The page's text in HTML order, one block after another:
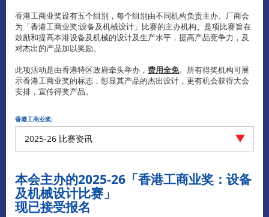
香港工商业奖设有五个组别，每个组别由不同机构负责主办。厂商会
为「香港工商业奖:设备及机械设计」比赛的主办机构。是项比赛旨在
鼓励和提高本港设备及机械的设计及生产水平，提高产品竞争力，及
对杰出的产品加以奖励。
此项活动是由香港特区政府牵头举办， 费用全免。所有得奖机构可展
示香港工商业奖的标志，彰显其产品的杰出设计，更有机会获得大会
安排，宣传得奖产品。
香港工商业奖:
2025-26 比赛资讯
本会主办的2025-26 「香港工商业奖：设备
及机械设计比赛」
现已接受报名